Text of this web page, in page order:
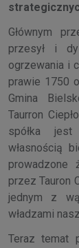
Głównym
przesył i
ogrzewania i
prawie 1750
Gmina
Taurron
spółka jest
własnością
prowadzone
przez Tauron
jednym z
władzami
Teraz temat